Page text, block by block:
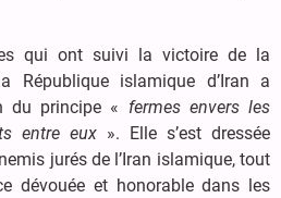
qui ont suivi la victoire de la
République islamique d’Iran a
du principe « fermes envers les
entre eux ». Elle s’est dressée
jurés de l’Iran islamique, tout
dévouée et honorable dans les